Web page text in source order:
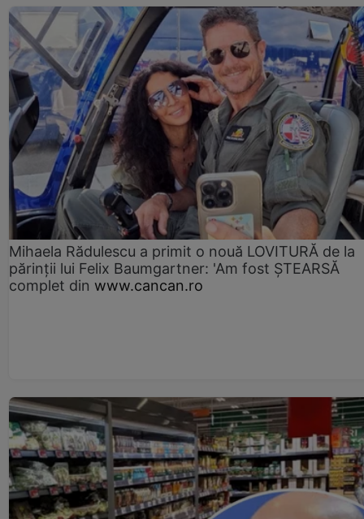
Mihaela Rădulescu a primit o nouă LOVITURĂ de la
părinții lui Felix Baumgartner: 'Am fost ȘTEARSĂ
complet din www.cancan.ro